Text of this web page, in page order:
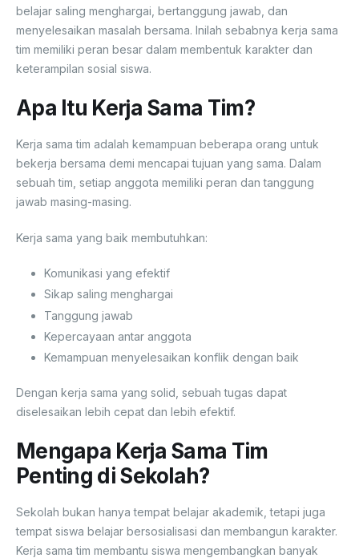
belajar saling menghargai, bertanggung jawab, dan
menyelesaikan masalah bersama. Inilah sebabnya kerja sama
tim memiliki peran besar dalam membentuk karakter dan
keterampilan sosial siswa.
Apa Itu Kerja Sama Tim?
Kerja sama tim adalah kemampuan beberapa orang untuk
bekerja bersama demi mencapai tujuan yang sama. Dalam
sebuah tim, setiap anggota memiliki peran dan tanggung
jawab masing-masing.
Kerja sama yang baik membutuhkan:
Komunikasi yang efektif
Sikap saling menghargai
Tanggung jawab
Kepercayaan antar anggota
Kemampuan menyelesaikan konflik dengan baik
Dengan kerja sama yang solid, sebuah tugas dapat
diselesaikan lebih cepat dan lebih efektif.
Mengapa Kerja Sama Tim
Penting di Sekolah?
Sekolah bukan hanya tempat belajar akademik, tetapi juga
tempat siswa belajar bersosialisasi dan membangun karakter.
Kerja sama tim membantu siswa mengembangkan banyak